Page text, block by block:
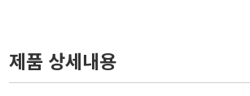
제품 상세내용